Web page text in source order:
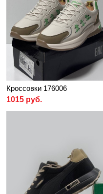
Кроссовки 176006
1015 руб.